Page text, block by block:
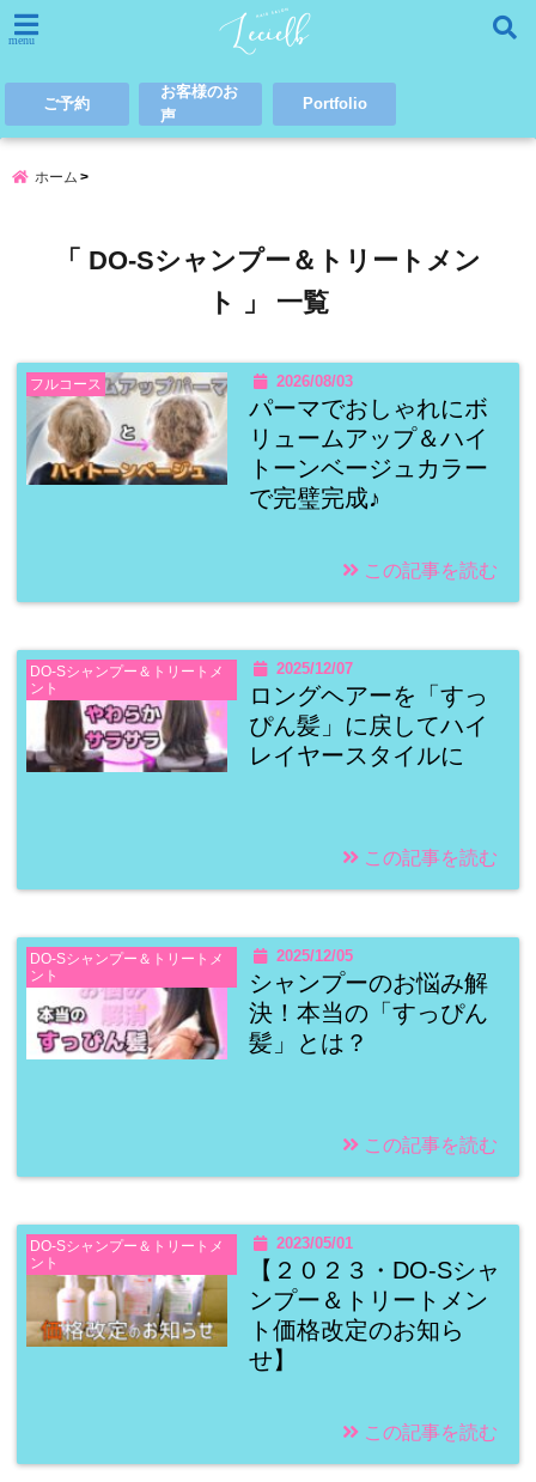
menu
ご予約
お客様のお
声
Portfolio
ホーム
「 DO-Sシャンプー＆トリートメン
ト 」 一覧
フルコース 2026/08/03
パーマでおしゃれにボ
リュームアップ＆ハイ
トーンベージュカラー
で完璧完成♪
この記事を読む
DO-Sシャンプー＆トリートメ
ント
2025/12/07
ロングヘアーを「すっ
ぴん髪」に戻してハイ
レイヤースタイルに
この記事を読む
DO-Sシャンプー＆トリートメ
ント
2025/12/05
シャンプーのお悩み解
決！本当の「すっぴん
髪」とは？
この記事を読む
DO-Sシャンプー＆トリートメ
ント
2023/05/01
【２０２３・DO-Sシャ
ンプー＆トリートメン
ト価格改定のお知ら
せ】
この記事を読む